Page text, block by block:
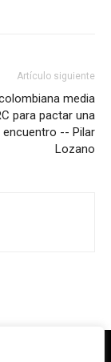
Artículo siguiente
media
para pactar una
encuentro -- Pilar
Lozano